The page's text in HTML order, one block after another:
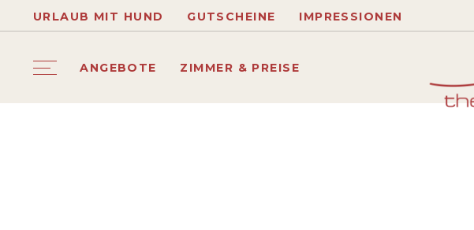
URLAUB MIT HUND GUTSCHEINE IMPRESSIONEN
ANGEBOTE ZIMMER & PREISE